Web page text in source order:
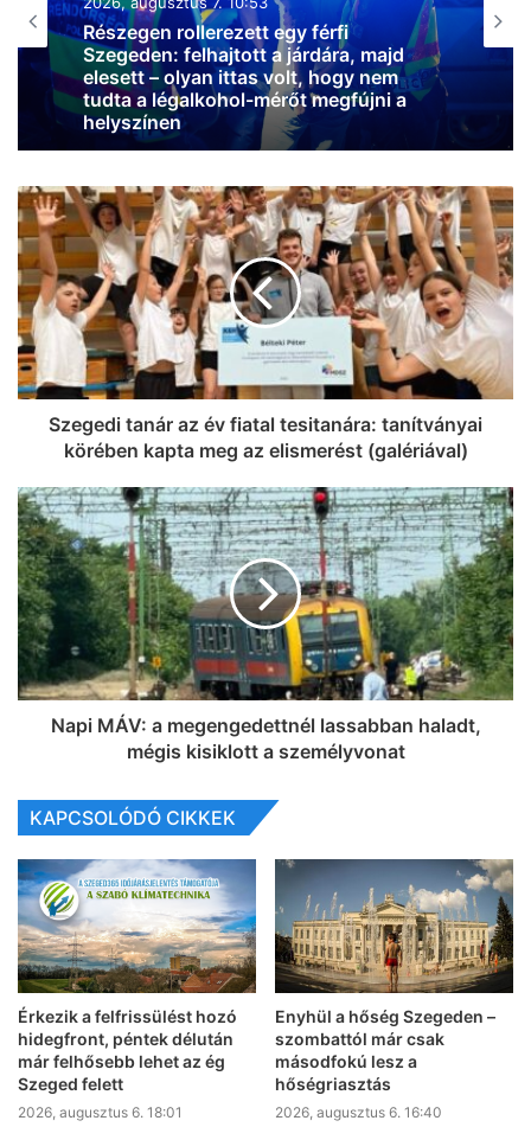
2026, augusztus 7. 08:56
Súlyos baleset történt
Hódmezővásárhelynél, egy embert ki
kellett emelni az egyik járműből
Szegedi tanár az év fiatal tesitanára: tanítványai
körében kapta meg az elismerést (galériával)
Napi MÁV: a megengedettnél lassabban haladt,
mégis kisiklott a személyvonat
KAPCSOLÓDÓ CIKKEK
Érkezik a felfrissülést hozó
hidegfront, péntek délután
már felhősebb lehet az ég
Szeged felett
2026, augusztus 6. 18:01
Enyhül a hőség Szegeden –
szombattól már csak
másodfokú lesz a
hőségriasztás
2026, augusztus 6. 16:40